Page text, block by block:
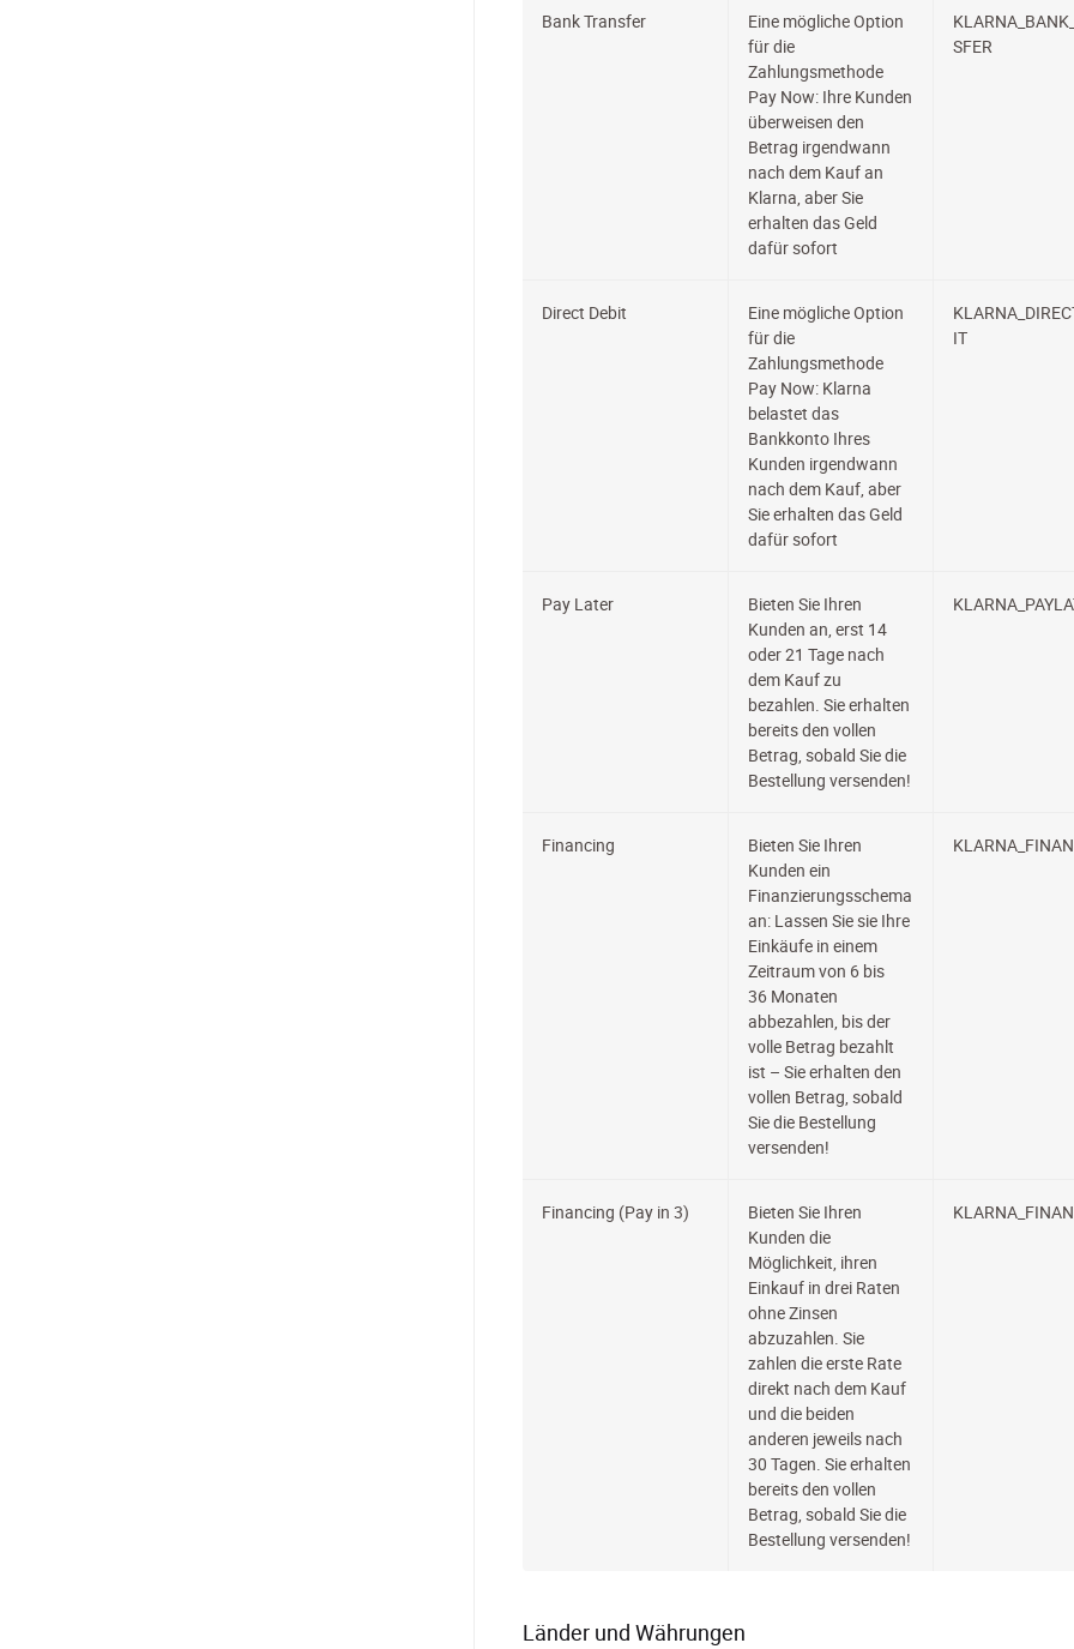
Bank Transfer
Eine mögliche Option
für die
Zahlungsmethode
Pay Now: Ihre Kunden
überweisen den
Betrag irgendwann
nach dem Kauf an
Klarna, aber Sie
erhalten das Geld
dafür sofort
SFER
Direct Debit
Eine mögliche Option
für die
Zahlungsmethode
Pay Now: Klarna
belastet das
Bankkonto Ihres
Kunden irgendwann
nach dem Kauf, aber
Sie erhalten das Geld
dafür sofort
IT
Pay Later
Bieten Sie Ihren
Kunden an, erst 14
oder 21 Tage nach
dem Kauf zu
bezahlen. Sie erhalten
bereits den vollen
Betrag, sobald Sie die
Bestellung versenden!
Financing
Bieten Sie Ihren
Kunden ein
Finanzierungsschema
an: Lassen Sie sie Ihre
Einkäufe in einem
Zeitraum von 6 bis
36 Monaten
abbezahlen, bis der
volle Betrag bezahlt
ist – Sie erhalten den
vollen Betrag, sobald
Sie die Bestellung
versenden!
Financing (Pay in 3)
Bieten Sie Ihren
Kunden die
Möglichkeit, ihren
Einkauf in drei Raten
ohne Zinsen
abzuzahlen. Sie
zahlen die erste Rate
direkt nach dem Kauf
und die beiden
anderen jeweils nach
30 Tagen. Sie erhalten
bereits den vollen
Betrag, sobald Sie die
Bestellung versenden!
Länder und Währungen